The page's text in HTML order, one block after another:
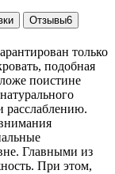
Отзывы6
только
подобная
поистине
расслаблению.
Главными из
При этом,